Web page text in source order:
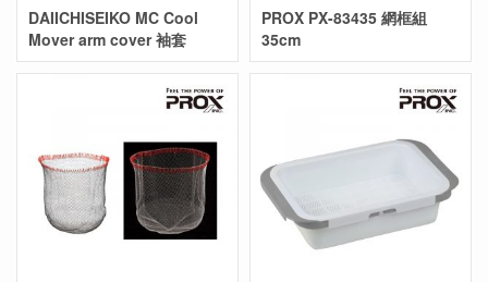
DAIICHISEIKO MC Cool
Mover arm cover 袖套
PROX PX-83435 網框組
35cm